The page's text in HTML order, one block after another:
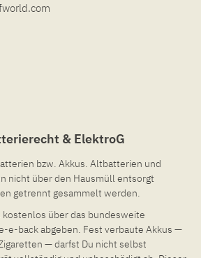
& ElektroG
bzw. Akkus. Altbatterien und
nicht über den Hausmüll entsorgt
getrennt gesammelt werden.
kostenlos über das bundesweite
e-back abgeben. Fest verbaute Akkus —
— darfst Du nicht selbst